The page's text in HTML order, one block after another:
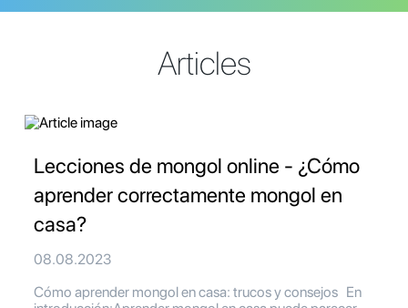
Articles
Lecciones de mongol online - ¿Cómo
aprender correctamente mongol en
casa?
08.08.2023
Cómo aprender mongol en casa: trucos y consejos En